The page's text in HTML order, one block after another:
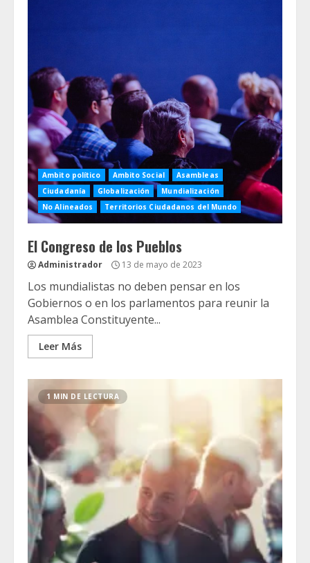
Ambito político Ambito Social
Asambleas
Ciudadanía
Globalización
Mundialización
No Alineados
Territorios Ciudadanos del Mundo
El Congreso de los Pueblos
Administrador 13 de mayo de 2023
Los mundialistas no deben pensar en los
Gobiernos o en los parlamentos para reunir la
Asamblea Constituyente...
Leer Más
1 MIN DE LECTURA